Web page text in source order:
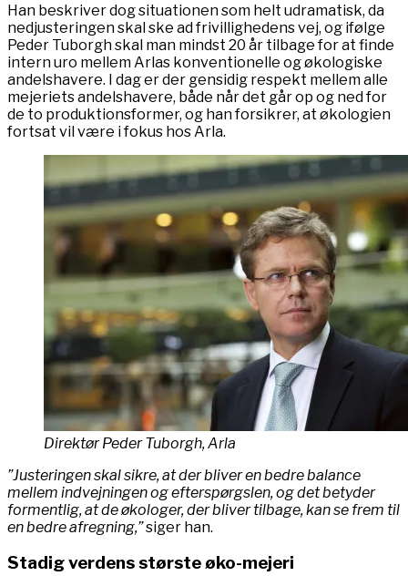
Han beskriver dog situationen som helt udramatisk, da
nedjusteringen skal ske ad frivillighedens vej, og ifølge
Peder Tuborgh skal man mindst 20 år tilbage for at finde
intern uro mellem Arlas konventionelle og økologiske
andelshavere. I dag er der gensidig respekt mellem alle
mejeriets andelshavere, både når det går op og ned for
de to produktionsformer, og han forsikrer, at økologien
fortsat vil være i fokus hos Arla.
Direktør Peder Tuborgh, Arla
”Justeringen skal sikre, at der bliver en bedre balance
mellem indvejningen og efterspørgslen, og det betyder
formentlig, at de økologer, der bliver tilbage, kan se frem til
en bedre afregning,”siger han.
Stadig verdens største øko-mejeri